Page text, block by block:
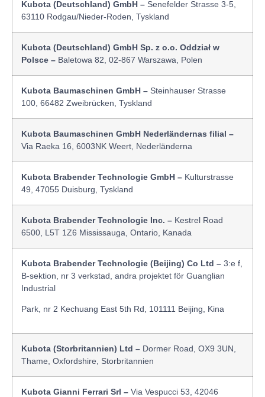
Kubota (Deutschland) GmbH – Senefelder Strasse 3-5,
63110 Rodgau/Nieder-Roden, Tyskland
Kubota (Deutschland) GmbH Sp. z o.o. Oddział w
Polsce – Baletowa 82, 02-867 Warszawa, Polen
Kubota Baumaschinen GmbH – Steinhauser Strasse
100, 66482 Zweibrücken, Tyskland
Kubota Baumaschinen GmbH Nederländernas filial –
Via Raeka 16, 6003NK Weert, Nederländerna
Kubota Brabender Technologie GmbH – Kulturstrasse
49, 47055 Duisburg, Tyskland
Kubota Brabender Technologie Inc. – Kestrel Road
6500, L5T 1Z6 Mississauga, Ontario, Kanada
Kubota Brabender Technologie (Beijing) Co Ltd – 3:e f,
B-sektion, nr 3 verkstad, andra projektet för Guanglian
Industrial
Park, nr 2 Kechuang East 5th Rd, 101111 Beijing, Kina
Kubota (Storbritannien) Ltd – Dormer Road, OX9 3UN,
Thame, Oxfordshire, Storbritannien
Kubota Gianni Ferrari Srl – Via Vespucci 53, 42046